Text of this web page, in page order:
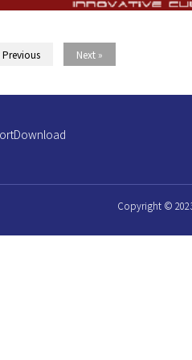
Previous Next »
Download
Copyright ©